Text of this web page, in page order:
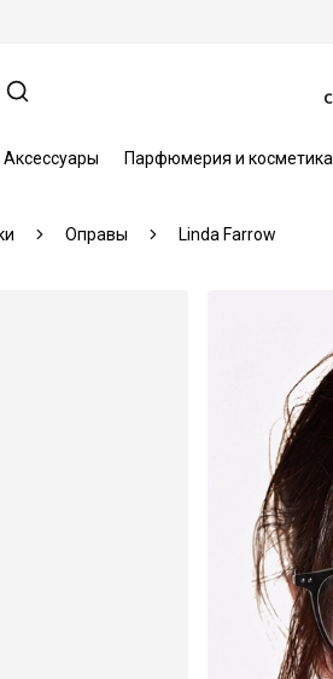
Аксессуары Парфюмерия и косметика
Оправы Linda Farrow